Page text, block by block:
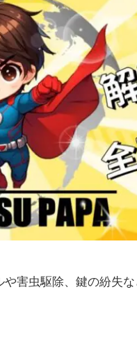
害虫駆除、鍵の紛失